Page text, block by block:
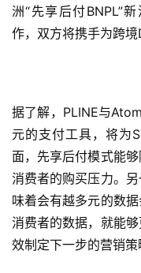
洲“先享后付BNPL”
作，双方将携手为跨境
据了解，PLINE与
元的支付工具，将为
面，先享后付模式能
消费者的购买压力。
味着会有越多元的数
消费者的数据，就能
效制定下一步的营销策